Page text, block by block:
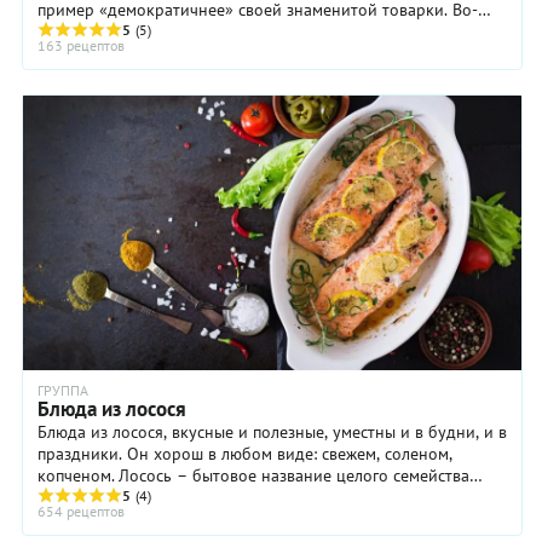
всех
буквально
с первой
ложки.
пример «демократичнее» своей знаменитой товарки. Во-
первых, для приготовления рыбного ...
5 (5)
163 рецептов
ГРУППА
Блюда из лосося
Блюда из лосося, вкусные и полезные, уместны и в будни, и в
праздники. Он хорош в любом виде: свежем, соленом,
копченом. Лосось – бытовое название целого семейства
рыб, объединяющее шесть родов, но ...
5 (4)
654 рецептов